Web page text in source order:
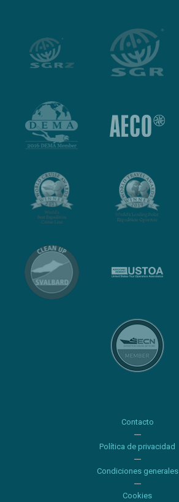
Contacto
Política de privacidad
Condiciones generales
Cookies